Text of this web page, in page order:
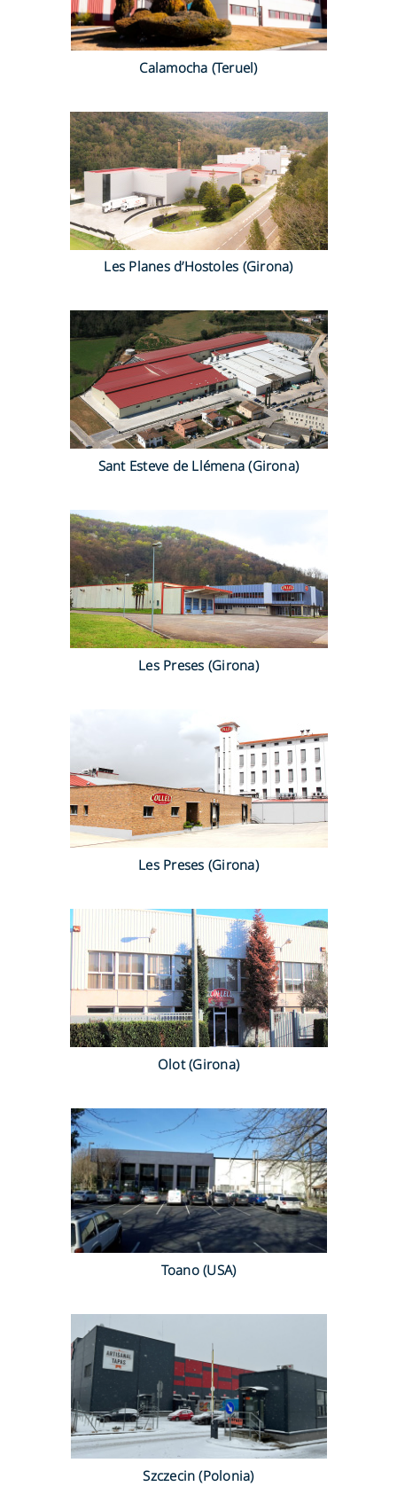
Calamocha (Teruel)
Les Planes d’Hostoles (Girona)
Sant Esteve de Llémena (Girona)
Les Preses (Girona)
Les Preses (Girona)
Olot (Girona)
Toano (USA)
Szczecin (Polonia)